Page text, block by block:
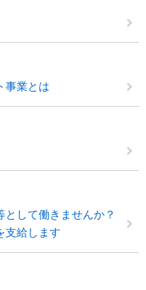
事業とは
して働きませんか？
支給します